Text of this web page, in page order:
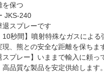
を保つ
JKS-240
スプレーです
10秒間】噴射特殊なガスによ
、熊との安全な距離を保ちま
スプレー】いままで輸入に頼
品質な製品を安定供給します。